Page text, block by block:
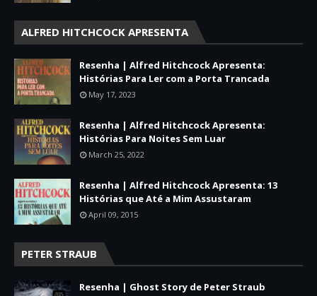
ALFRED HITCHCOCK APRESENTA
Resenha | Alfred Hitchcock Apresenta:
Histórias Para Ler com a Porta Trancada
May 17, 2023
Resenha | Alfred Hitchcock Apresenta:
Histórias Para Noites Sem Luar
March 25, 2022
Resenha | Alfred Hitchcock Apresenta: 13
Histórias que Até a Mim Assustaram
April 09, 2015
PETER STRAUB
Resenha | Ghost Story de Peter Straub